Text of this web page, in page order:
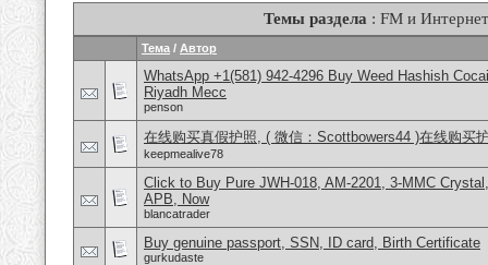
Темы раздела : FM и
Тема / Автор
WhatsApp +1(581) 942-4296 Buy Weed Hashish
Riyadh Mecc
penson
在线购买真假护照, ( 微信：Scottbowers44 )在线购买
keepmealive78
Click to Buy Pure JWH-018, AM-2201, 3-MMC
APB, Now
blancatrader
Buy genuine passport, SSN, ID card, Birth Certificate
gurkudaste